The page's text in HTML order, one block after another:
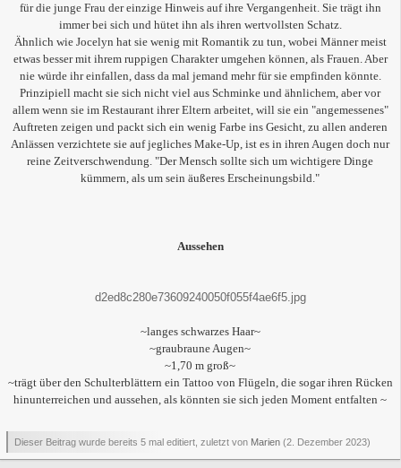
für die junge Frau der einzige Hinweis auf ihre Vergangenheit. Sie trägt ihn
immer bei sich und hütet ihn als ihren wertvollsten Schatz.
Ähnlich wie Jocelyn hat sie wenig mit Romantik zu tun, wobei Männer meist
etwas besser mit ihrem ruppigen Charakter umgehen können, als Frauen. Aber
nie würde ihr einfallen, dass da mal jemand mehr für sie empfinden könnte.
Prinzipiell macht sie sich nicht viel aus Schminke und ähnlichem, aber vor
allem wenn sie im Restaurant ihrer Eltern arbeitet, will sie ein "angemessenes"
Auftreten zeigen und packt sich ein wenig Farbe ins Gesicht, zu allen anderen
Anlässen verzichtete sie auf jegliches Make-Up, ist es in ihren Augen doch nur
reine Zeitverschwendung. "Der Mensch sollte sich um wichtigere Dinge
kümmern, als um sein äußeres Erscheinungsbild."
Aussehen
d2ed8c280e73609240050f055f4ae6f5.jpg
~langes schwarzes Haar~
~graubraune Augen~
~1,70 m groß~
~trägt über den Schulterblättern ein Tattoo von Flügeln, die sogar ihren Rücken
hinunterreichen und aussehen, als könnten sie sich jeden Moment entfalten ~
Dieser Beitrag wurde bereits 5 mal editiert, zuletzt von Marien (2. Dezember 2023)